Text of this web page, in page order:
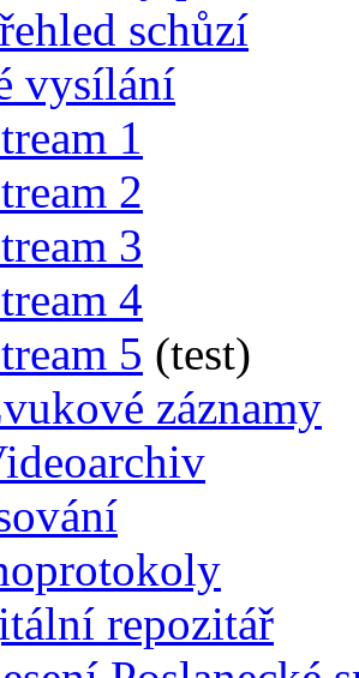
schůzí
vysílání
1
2
3
4
5 (test)
záznamy
repozitář